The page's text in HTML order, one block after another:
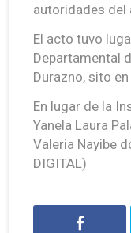
autoridades del
El acto tuvo
Departamental
Durazno, sito
En lugar de la
Yanela Laura
Valeria Nayibe
DIGITAL)